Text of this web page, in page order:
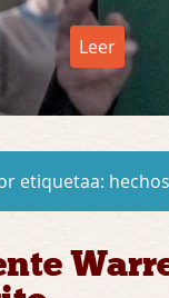
Leer
etiquetaa: